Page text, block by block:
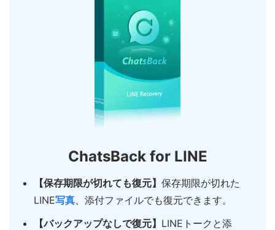
ChatsBack for LINE
【保存期限が切れても復元】 保存期限が切れた
LINE写真 、添付ファイルでも復元できます。
【バックアップなしで復元】 LINEトークと添